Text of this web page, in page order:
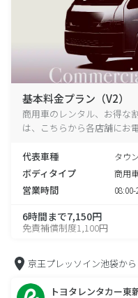
基本料金プラン（V2）
商用車のレンタル、お得な
は、こちらから各店舗にお
代表車種 タウ
ボディタイプ 商用
営業時間
6時間まで7,150円
免責補償制度1,100円
京王プレッソイン池袋から
トヨタレンタカー東